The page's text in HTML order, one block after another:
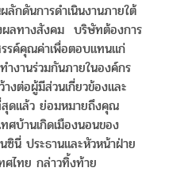
กดันการดำเนินงานภายใต้
ผลทางสังคม บริษัทต้องการ
รรค์คุณค่าเพื่อตอบแทนแก่
งานร่วมกันภายในองค์กร
งต่อผู้มีส่วนเกี่ยวข้องและ
ดแล้ว ย่อมหมายถึงคุณ
ศบ้านเกิดเมืองนอนของ
ซินี่ ประธานและหัวหน้าฝ่าย
ไทย กล่าวทิ้งท้าย